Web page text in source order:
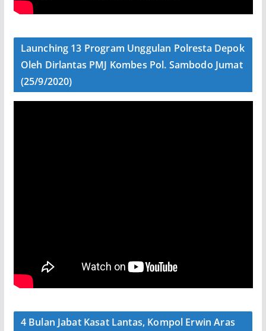
Launching 13 Program Unggulan Polresta Depok
Oleh Dirlantas PMJ Kombes Pol. Sambodo Jumat
(25/9/2020)
4 Bulan Jabat Kasat Lantas, Kompol Erwin Aras